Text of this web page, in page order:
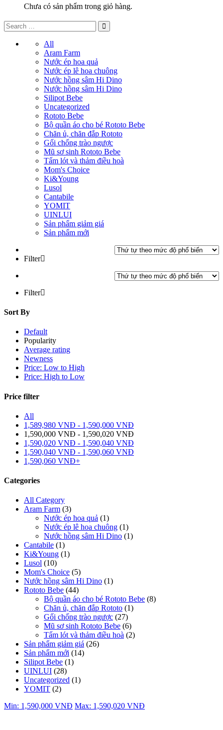
Chưa có sản phẩm trong giỏ hàng.
All
Aram Farm
Nước ép hoa quả
Nước ép lê hoa chuông
Nước hồng sâm Hi Dino
Nước hồng sâm Hi Dino
Silipot Bebe
Uncategorized
Rototo Bebe
Bộ quần áo cho bé Rototo Bebe
Chăn ủ, chăn đắp Rototo
Gối chống trào ngược
Mũ sơ sinh Rototo Bebe
Tấm lót và thảm điều hoà
Mom's Choice
Ki&Young
Lusol
Cantabile
YOMIT
UINLUI
Sản phẩm giảm giá
Sản phẩm mới
Filter
Filter
Sort By
Default
Popularity
Average rating
Newness
Price: Low to High
Price: High to Low
Price filter
All
1,589,980 VNĐ - 1,590,000 VNĐ
1,590,000 VNĐ - 1,590,020 VNĐ
1,590,020 VNĐ - 1,590,040 VNĐ
1,590,040 VNĐ - 1,590,060 VNĐ
1,590,060 VNĐ+
Categories
All Category
Aram Farm (3)
Nước ép hoa quả (1)
Nước ép lê hoa chuông (1)
Nước hồng sâm Hi Dino (1)
Cantabile (1)
Ki&Young (1)
Lusol (10)
Mom's Choice (5)
Nước hồng sâm Hi Dino (1)
Rototo Bebe (44)
Bộ quần áo cho bé Rototo Bebe (8)
Chăn ủ, chăn đắp Rototo (1)
Gối chống trào ngược (27)
Mũ sơ sinh Rototo Bebe (6)
Tấm lót và thảm điều hoà (2)
Sản phẩm giảm giá (26)
Sản phẩm mới (14)
Silipot Bebe (1)
UINLUI (28)
Uncategorized (1)
YOMIT (2)
Min: 1,590,000 VNĐ Max: 1,590,020 VNĐ